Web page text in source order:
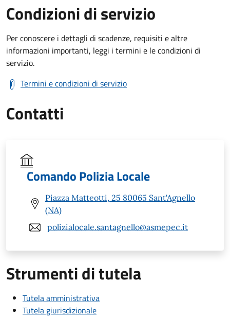
Condizioni di servizio
Per conoscere i dettagli di scadenze, requisiti e altre
informazioni importanti, leggi i termini e le condizioni di
servizio.
Termini e condizioni di servizio
Contatti
Comando Polizia Locale
Piazza Matteotti, 25 80065 Sant'Agnello
(NA)
polizialocale.santagnello@asmepec.it
Strumenti di tutela
Tutela amministrativa
Tutela giurisdizionale